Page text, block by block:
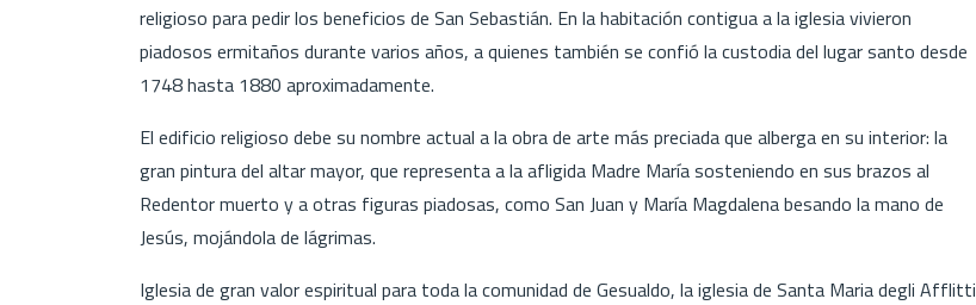
religioso para pedir los beneficios de San Sebastián. En la habitación contigua a la iglesia vivieron
piadosos ermitaños durante varios años, a quienes también se confió la custodia del lugar santo desde
1748 hasta 1880 aproximadamente.
El edificio religioso debe su nombre actual a la obra de arte más preciada que alberga en su interior: la
gran pintura del altar mayor, que representa a la afligida Madre María sosteniendo en sus brazos al
Redentor muerto y a otras figuras piadosas, como San Juan y María Magdalena besando la mano de
Jesús, mojándola de lágrimas.
Iglesia de gran valor espiritual para toda la comunidad de Gesualdo, la iglesia de Santa Maria degli Afflitti